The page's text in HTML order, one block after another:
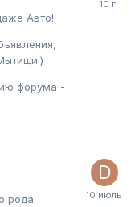
Авто!
форума -
рода